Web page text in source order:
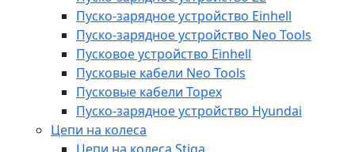
Пуско-зарядное устройство Einhell
Пуско-зарядное устройство Neo Tools
Пусковое устройство Einhell
Пусковые кабели Neo Tools
Пусковые кабели Topex
Пуско-зарядное устройство Hyundai
Цепи на колеса